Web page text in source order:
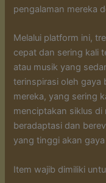
pengalaman mereka
Melalui platform ini,
cepat dan sering kali
atau musik yang
terinspirasi oleh gaya
mereka, yang sering
menciptakan siklus di
beradaptasi dan
yang tinggi akan
Item wajib dimiliki